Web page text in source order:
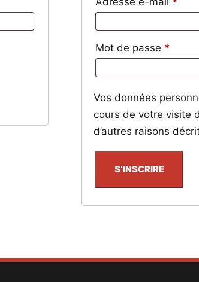
Mot de passe *
Vos données
cours de votre visite
d’autres raisons
S’INSCRIRE